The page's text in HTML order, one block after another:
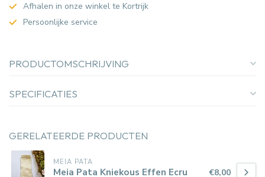
Afhalen in onze winkel te Kortrijk
Persoonlijke service
PRODUCTOMSCHRIJVING
SPECIFICATIES
GERELATEERDE PRODUCTEN
MEIA PATA
Meia Pata Kniekous Effen Ecru €8,00